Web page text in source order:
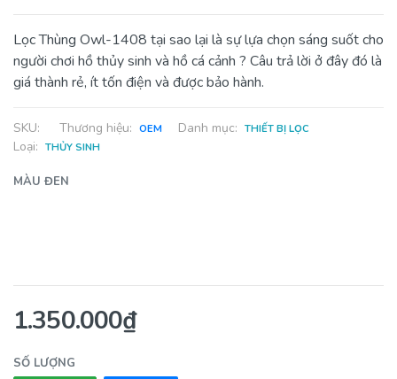
Lọc Thùng Owl-1408 tại sao lại là sự lựa chọn sáng suốt cho
người chơi hồ thủy sinh và hồ cá cảnh ? Câu trả lời ở đây đó là
giá thành rẻ, ít tốn điện và được bảo hành.
SKU: Thương hiệu: OEM Danh mục: THIẾT BỊ LỌC
Loại: THỦY SINH
MÀU ĐEN
1.350.000₫
SỐ LƯỢNG